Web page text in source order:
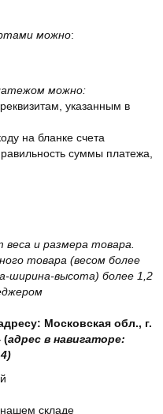
можно:
можно:
указанным в
на бланке счета
суммы платежа,
и размера товара.
товара (весом более
ширина-высота) более 1,2
Московская обл., г.
(адрес в навигаторе:
нашем складе